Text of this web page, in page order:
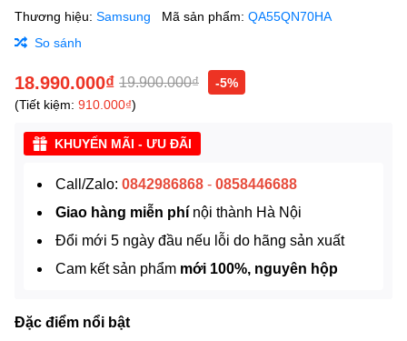
Thương hiệu: Samsung Mã sản phẩm: QA55QN70HA
So sánh
18.990.000₫ 19.900.000₫
-5%
(Tiết kiệm: 910.000₫)
KHUYẾN MÃI - ƯU ĐÃI
Call/Zalo: 0842986868 - 0858446688
Giao hàng miễn phí nội thành Hà Nội
Đổi mới 5 ngày đầu nếu lỗi do hãng sản xuất
Cam kết sản phẩm mới 100%, nguyên hộp
Đặc điểm nổi bật